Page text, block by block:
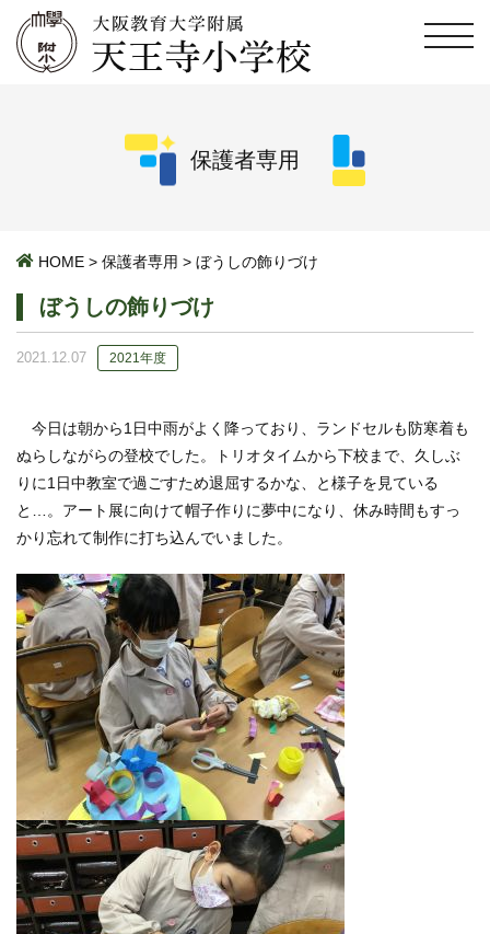
保護者専用
HOME > 保護者専用 > ぼうしの飾りづけ
ぼうしの飾りづけ
2021.12.07 2021年度
今日は朝から1日中雨がよく降っており、ランドセルも防寒着も
ぬらしながらの登校でした。トリオタイムから下校まで、久しぶ
りに1日中教室で過ごすため退屈するかな、と様子を見ている
と…。アート展に向けて帽子作りに夢中になり、休み時間もすっ
かり忘れて制作に打ち込んでいました。